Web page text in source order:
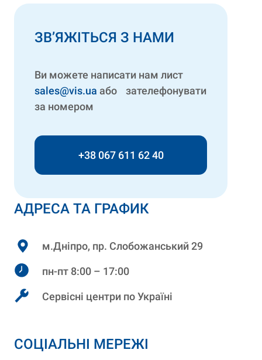
АДРЕСА ТА ГРАФИК
м.Дніпро, пр. Слобожанський 29
пн-пт 8:00 – 17:00
Сервісні центри по Україні
СОЦІАЛЬНІ МЕРЕЖІ
ЗВ’ЯЖІТЬСЯ З НАМИ
Ви можете написати нам лист
sales@vis.ua або зателефонувати
за номером
+38 067 611 62 40